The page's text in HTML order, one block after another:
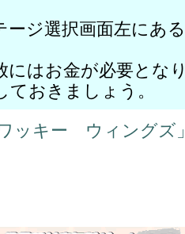
ージ選択画面左にあ
にはお金が必要とな
ておきましょう。
ッキー ウィングズ